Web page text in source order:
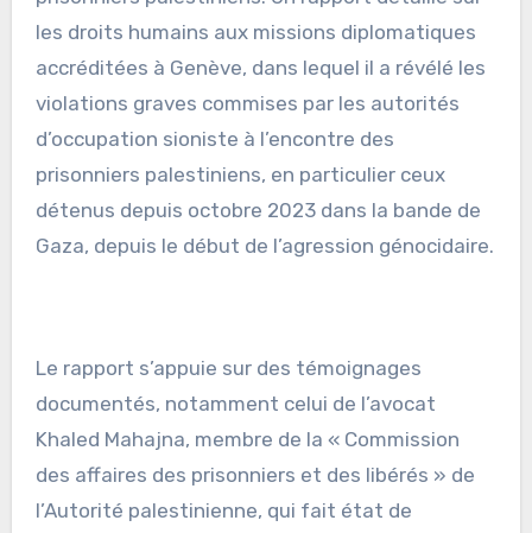
les droits humains aux missions diplomatiques
accréditées à Genève, dans lequel il a révélé les
violations graves commises par les autorités
d’occupation sioniste à l’encontre des
prisonniers palestiniens, en particulier ceux
détenus depuis octobre 2023 dans la bande de
Gaza, depuis le début de l’agression génocidaire.
Le rapport s’appuie sur des témoignages
documentés, notamment celui de l’avocat
Khaled Mahajna, membre de la « Commission
des affaires des prisonniers et des libérés » de
l’Autorité palestinienne, qui fait état de